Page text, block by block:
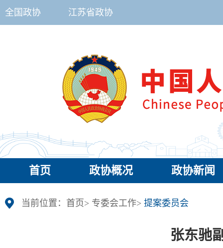
全国政协 江苏省政协
首页 政协概况 政协新闻
当前位置： 首页> 专委会工作> 提案委员会
张东驰